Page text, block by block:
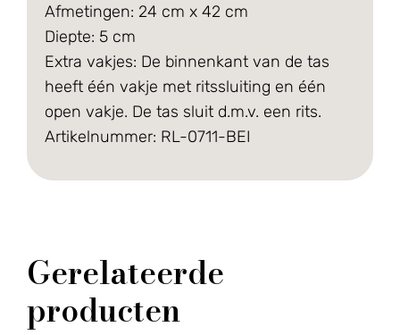
Afmetingen: 24 cm x 42 cm
Diepte: 5 cm
Extra vakjes: De binnenkant van de tas
heeft één vakje met ritssluiting en één
open vakje. De tas sluit d.m.v. een rits.
Artikelnummer: RL-0711-BEI
Gerelateerde
producten